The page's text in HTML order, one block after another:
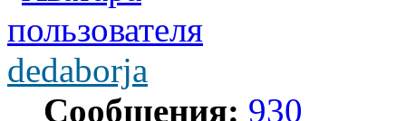
dedaborja
Сообщения: 930